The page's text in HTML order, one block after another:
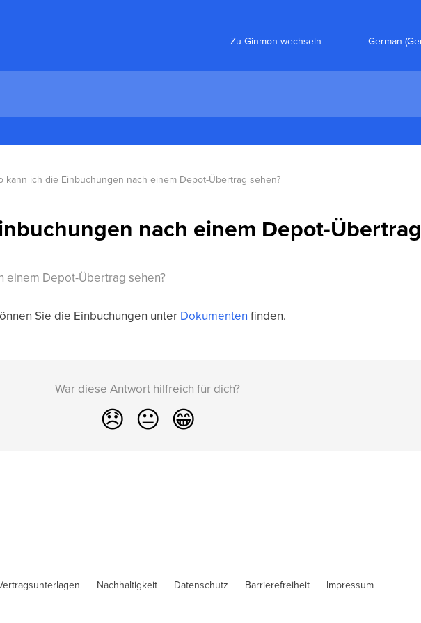
Zu Ginmon wechseln
kann ich die Einbuchungen nach einem Depot-Übertrag sehen?
nach einem Depot-Übertrag
einem Depot-Übertrag sehen?
Sie die Einbuchungen unter Dokumenten finden.
War diese Antwort hilfreich für dich?
😞 😐 😁
Nachhaltigkeit Datenschutz Barrierefreiheit Impressum